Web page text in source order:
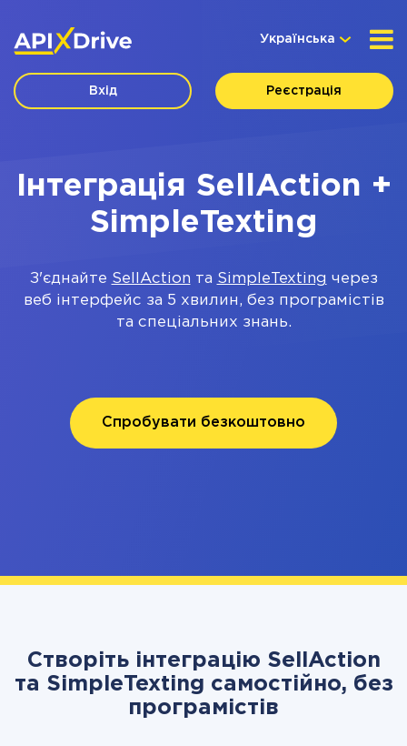
Українська
Вхід Реєстрація
Інтеграція SellAction +
SimpleTexting
З'єднайте SellAction та SimpleTexting через
веб інтерфейс за 5 хвилин, без програмістів
та спеціальних знань.
Спробувати безкоштовно
Створіть інтеграцію SellAction
та SimpleTexting самостійно, без
програмістів